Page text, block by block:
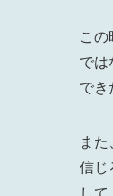
こ
では
でき
ま
信じ
し